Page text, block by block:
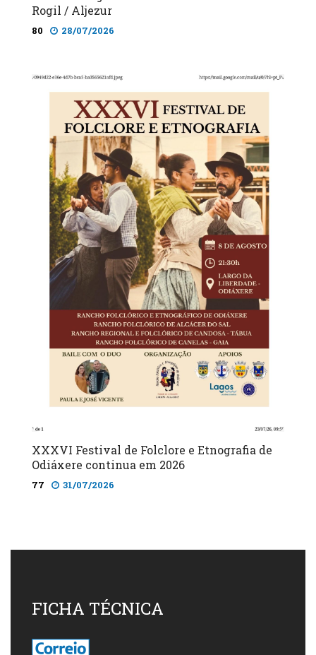
Rogil / Aljezur
80 28/07/2026
XXXVI Festival de Folclore e Etnografia de
Odiáxere continua em 2026
77 31/07/2026
FICHA TÉCNICA